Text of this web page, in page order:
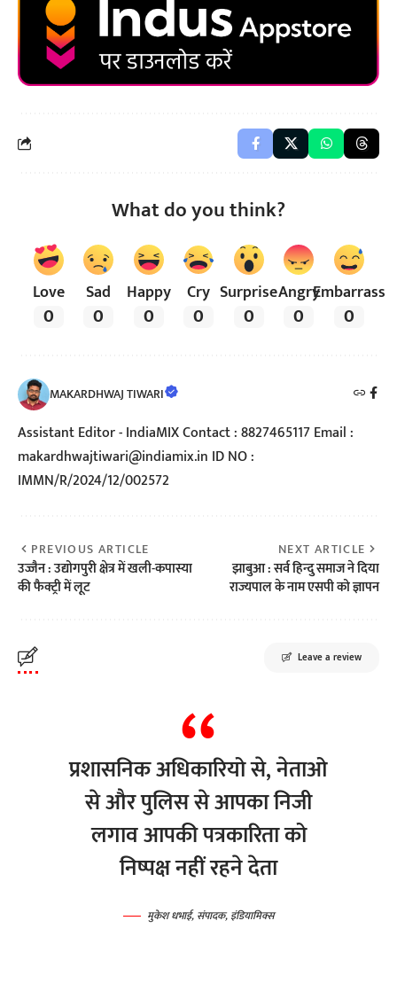
What do you think?
Love
0
Sad
0
Happy
0
Cry
0
Surprise
0
Angry
0
Embarrass
0
MAKARDHWAJ TIWARI
Assistant Editor - IndiaMIX Contact : 8827465117 Email :
makardhwajtiwari@indiamix.in ID NO :
IMMN/R/2024/12/002572
PREVIOUS ARTICLE
उज्जैन : उद्योगपुरी क्षेत्र में खली-कपास्या
की फैक्ट्री में लूट
NEXT ARTICLE
झाबुआ : सर्व हिन्दु समाज ने दिया
राज्यपाल के नाम एसपी को ज्ञापन
Leave a review
प्रशासनिक अधिकारियो से, नेताओ
से और पुलिस से आपका निजी
लगाव आपकी पत्रकारिता को
निष्पक्ष नहीं रहने देता
मुकेश धभाई, संपादक, इंडियामिक्स